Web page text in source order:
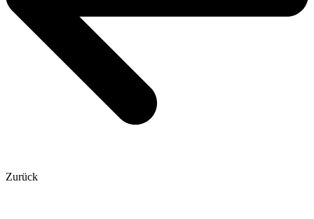
Zurück